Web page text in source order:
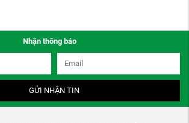
Nhận thông báo
GỬI NHẬN TIN